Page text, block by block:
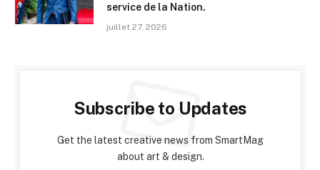
service de la Nation.
juillet 27, 2026
Subscribe to Updates
Get the latest creative news from SmartMag
about art & design.